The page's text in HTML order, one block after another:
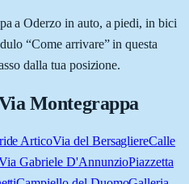
a Oderzo in auto, a piedi, in bici
“Come arrivare” in questa
dalla tua posizione.
Montegrappa
ArticoVia del BersagliereCalle
Gabriele D'AnnunzioPiazzetta